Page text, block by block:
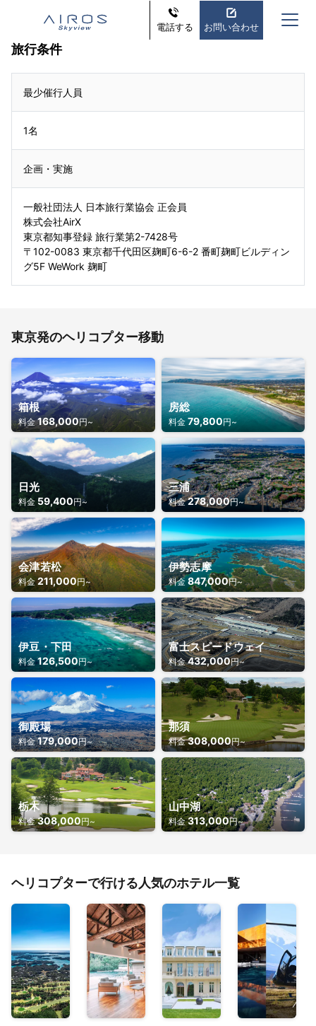
電話する お問い合わせ
旅行条件
最少催行人員
1名
企画・実施
一般社団法人 日本旅行業協会 正会員
株式会社AirX
東京都知事登録 旅行業第2-7428号
〒102-0083 東京都千代田区麹町6-6-2 番町麹町ビルディン
グ5F WeWork 麹町
東京発のヘリコプター移動
箱根
料金168,000円~
房総
料金 79,800円~
日光
料金 59,400円~
三浦
料金278,000円~
会津若松
料金211,000円~
伊勢志摩
料金 847,000円~
伊豆・下田
料金126,500円~
富士スピードウェイ
料金432,000円~
御殿場
料金179,000円~
那須
料金308,000円~
栃木
料金308,000円~
山中湖
料金313,000円~
ヘリコプターで行ける人気のホテル一覧